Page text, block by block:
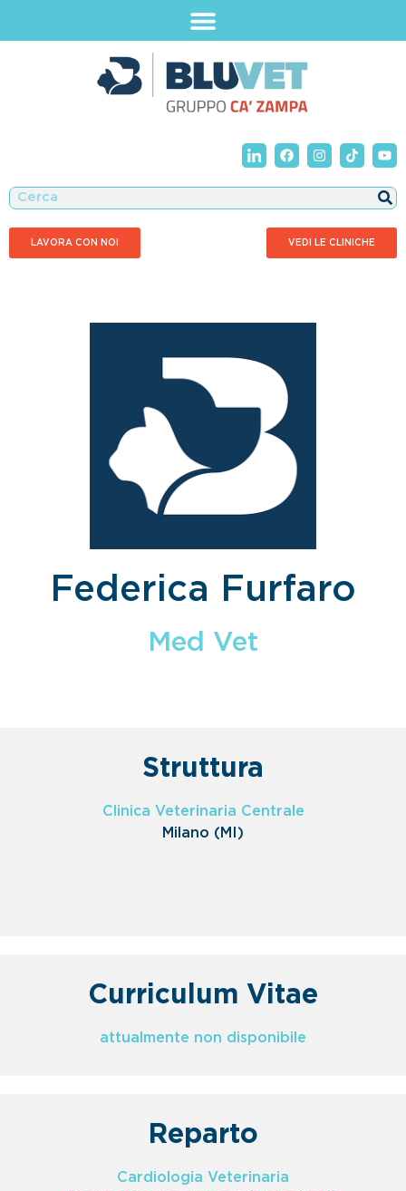
LAVORA CON NOI VEDI LE CLINICHE
Federica Furfaro
Med Vet
Struttura
Clinica Veterinaria Centrale
Milano (MI)
Curriculum Vitae
attualmente non disponibile
Reparto
Cardiologia Veterinaria